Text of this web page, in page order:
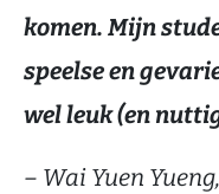
komen. Mijn
speelse en
wel leuk (en
– Wai Yuen